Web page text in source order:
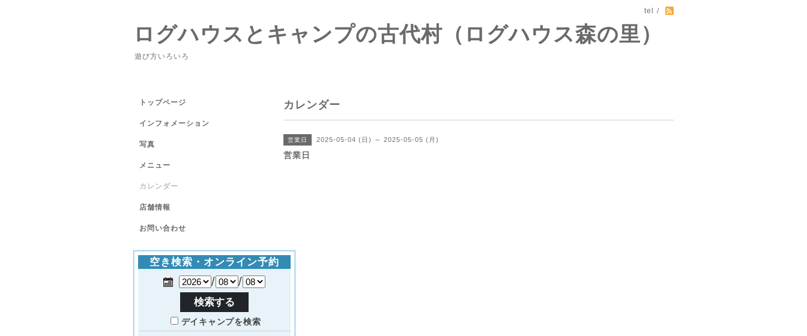
tel /
ログハウスとキャンプの古代村（ログハウス森の里）
遊び方いろいろ
カレンダー
営業日 2025-05-04 (日) ～ 2025-05-05 (月)
営業日
トップページ
インフォメーション
写真
メニュー
カレンダー
店舗情報
お問い合わせ